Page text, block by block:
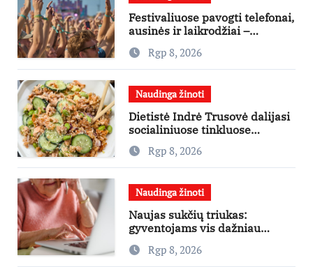
Festivaliuose pavogti telefonai,
ausinės ir laikrodžiai –
ekspertai primena apie
didžiausias finansines rizikas
Rgp 8, 2026
Naudinga žinoti
Dietistė Indrė Trusovė dalijasi
socialiniuose tinkluose
išpopuliarėjusiu lašišos salotų
receptuRgp 8, 2026
Naudinga žinoti
Naujas sukčių triukas:
gyventojams vis dažniau
skambina per „Viber“
Rgp 8, 2026